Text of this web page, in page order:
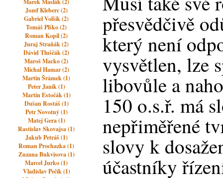
Marek Maslák (2)
Jozef Kleberc (2)
Gabriel Volšík (2)
Tomáš Plško (2)
Roman Kopil (2)
Juraj Straňák (2)
Dávid Tluščák (2)
Maroš Macko (2)
Michal Hamar (2)
Martin Šrámek (1)
Peter Janík (1)
Martin Estočák (1)
Dušan Rostáš (1)
Petr Novotný (1)
Matej Gera (1)
Rastislav Skovajsa (1)
Jakub Petráš (1)
Roman Prochazka (1)
Zuzana Bukvisova (1)
Marcel Jurko (1)
Vladislav Pečík (1)
přesvědčivě
který není
vysvětlen, lze
libovůle a
150 o.s.ř. má
nepřiměřené
slovy k
účastníky